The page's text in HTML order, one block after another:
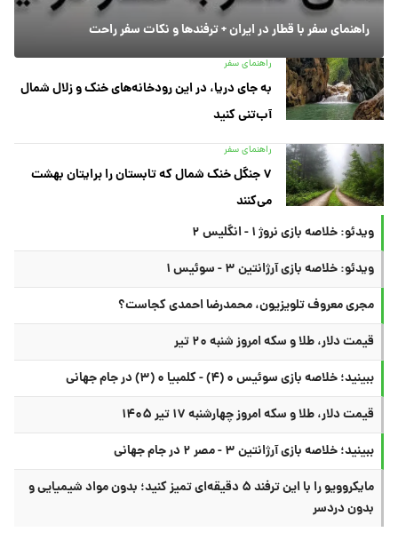
راهنمای سفر با قطار در ایران + ترفندها و نکات سفر راحت
راهنمای سفر
به جای دریا، در این رودخانه‌های خنک و زلال شمال
آب‌تنی کنید
راهنمای سفر
۷ جنگل خنک شمال که تابستان را برایتان بهشت
می‌کنند
ویدئو: خلاصه بازی نروژ ۱ - انگلیس ۲
ویدئو: خلاصه بازی آرژانتین ۳ - سوئیس ۱
مجری معروف تلویزیون، محمدرضا احمدی کجاست؟
قیمت دلار، طلا و سکه امروز شنبه ۲۰ تیر
ببینید؛ خلاصه بازی سوئیس ۰ (۴) - کلمبیا ۰ (۳) در جام جهانی
قیمت دلار، طلا و سکه امروز چهارشنبه ۱۷ تیر ۱۴۰۵
ببینید؛ خلاصه بازی آرژانتین ۳ - مصر ۲ در جام جهانی
مایکروویو را با این ترفند ۵ دقیقه‌ای تمیز کنید؛ بدون مواد شیمیایی و
بدون دردسر